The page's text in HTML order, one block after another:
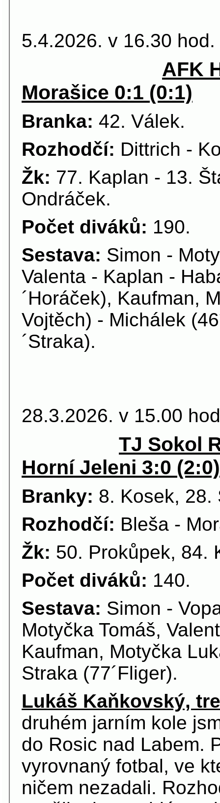
5.4.2026. v 16.30 hod.
AFK
Morašice 0:1 (0:1)
Branka: 42. Válek.
Rozhodčí: Dittrich -
Žk: 77. Kaplan - 13.
Ondráček.
Počet diváků: 190.
Sestava: Simon -
Valenta - Kaplan -
´Horáček), Kaufman,
Vojtěch) - Michálek
´Straka).
28.3.2026. v 15.00
TJ Sokol
Horní Jeleni 3:0 (2:0)
Branky: 8. Kosek, 28.
Rozhodčí: Bleša -
Žk: 50. Prokůpek, 84.
Počet diváků: 140.
Sestava: Simon -
Motyčka Tomáš,
Kaufman, Motyčka
Straka (77´Fliger).
Lukáš Kaňkovský,
druhém jarním kole
do Rosic nad Labem.
vyrovnaný fotbal, ve
ničem nezadali.